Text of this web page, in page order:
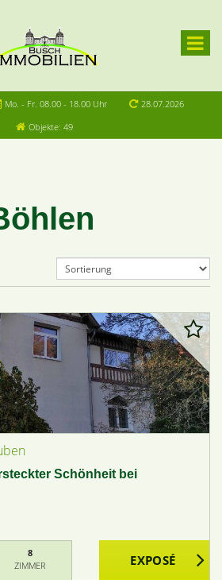
Mo. - Fr. 08.00 - 18.00 Uhr
28.07.2026
Objekte: 49
Schönheit bei
8
ZIMMER